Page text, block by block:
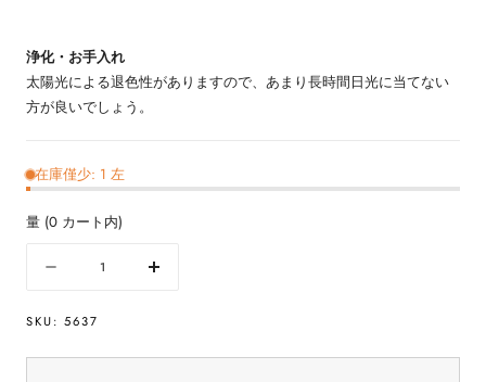
浄化・お手入れ
太陽光による退色性がありますので、あまり長時間日光に当てない
方が良いでしょう。
在庫僅少: 1 左
量 (0 カート内)
を
減
数
増
SKU: 5637